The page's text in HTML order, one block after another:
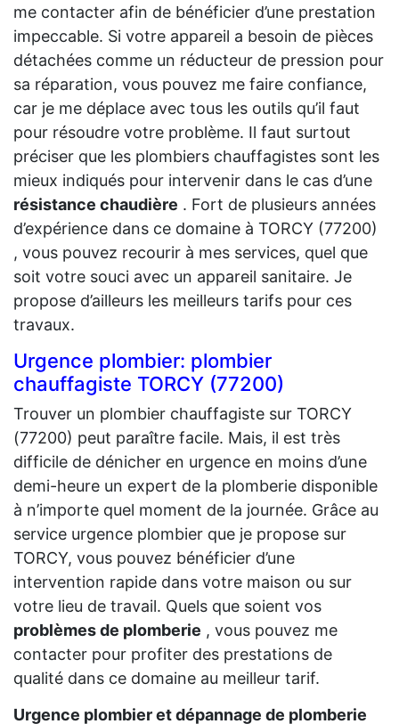
me contacter afin de bénéficier d’une prestation
impeccable. Si votre appareil a besoin de pièces
détachées comme un réducteur de pression pour
sa réparation, vous pouvez me faire confiance,
car je me déplace avec tous les outils qu’il faut
pour résoudre votre problème. Il faut surtout
préciser que les plombiers chauffagistes sont les
mieux indiqués pour intervenir dans le cas d’une
résistance chaudière . Fort de plusieurs années
d’expérience dans ce domaine à TORCY (77200)
, vous pouvez recourir à mes services, quel que
soit votre souci avec un appareil sanitaire. Je
propose d’ailleurs les meilleurs tarifs pour ces
travaux.
Urgence plombier: plombier
chauffagiste TORCY (77200)
Trouver un plombier chauffagiste sur TORCY
(77200) peut paraître facile. Mais, il est très
difficile de dénicher en urgence en moins d’une
demi-heure un expert de la plomberie disponible
à n’importe quel moment de la journée. Grâce au
service urgence plombier que je propose sur
TORCY, vous pouvez bénéficier d’une
intervention rapide dans votre maison ou sur
votre lieu de travail. Quels que soient vos
problèmes de plomberie , vous pouvez me
contacter pour profiter des prestations de
qualité dans ce domaine au meilleur tarif.
Urgence plombier et dépannage de plomberie